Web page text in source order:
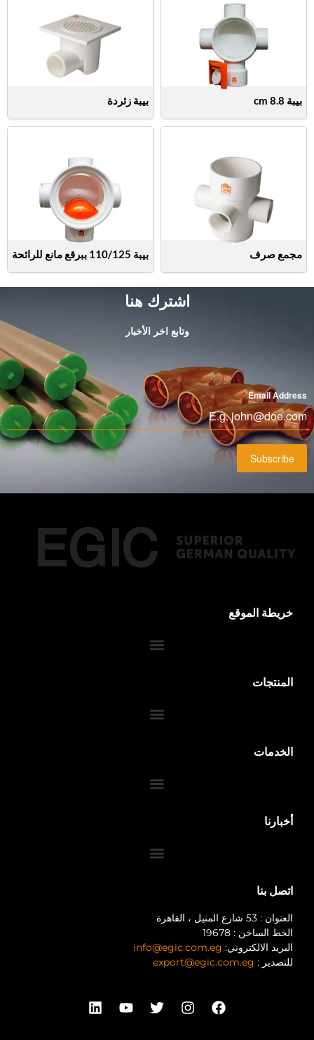
بيبة 8.8 cm بيبة زئردة
مجمع صرف بيبة 110/125 ببرقع مانع للرائحة
اشترك هنا
وتابع اخر الأخبار
Email Address
*
Subscribe
خريطة الموقع
المنتجات
الخدمات
أخبارنا
اتصل بنا
العنوان : 53 شارع المنيل ، القاهرة
الخط الساخن : 19678
البريد الالكتروني: info@egic.com.eg
للتصدير : export@egic.com.eg